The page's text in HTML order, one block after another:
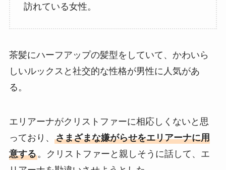
訪れている女性。
茶髪にハーフアップの髪型をしていて、かわいら
しいルックスと社交的な性格が男性に人気があ
る。
エリアーナがクリストファーに相応しくないと思
っており、 さまざまな嫌がらせをエリアーナに用
意する。クリストファーと親しそうに話して、エ